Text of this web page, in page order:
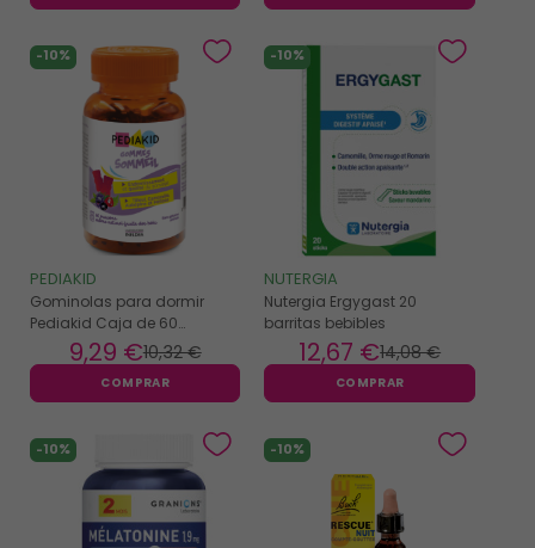
-10%
PEDIAKID
Gominolas para dormir
Pediakid Caja de 60
gominolas
10,32 €
9,29 €
COMPRAR
-10%
NUTERGIA
Nutergia Ergygast 20
barritas bebibles
14,08 €
12,67 €
COMPRAR
-10% -10%